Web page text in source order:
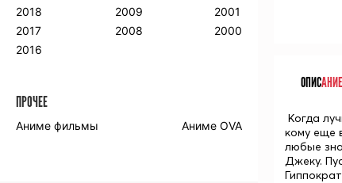
ОПИС
Когда
кому еще
любые
Джеку.
2018
2017
2016
2009
2008
2001
2000
ПРОЧЕЕ
Аниме фильмы Аниме OVA